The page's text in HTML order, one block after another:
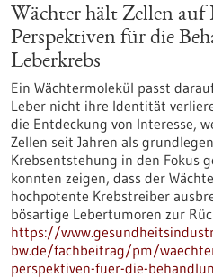
Wächter hält Zellen auf
Perspektiven für die
Leberkrebs
Ein Wächtermolekül passt
Leber nicht ihre Identität
die Entdeckung von Interesse,
Zellen seit Jahren als
Krebsentstehung in den Fokus
konnten zeigen, dass der
hochpotente Krebstreiber
bösartige Lebertumoren zur
https://
bw.de/fachbeitrag/pm/
perspektiven-fuer-die-